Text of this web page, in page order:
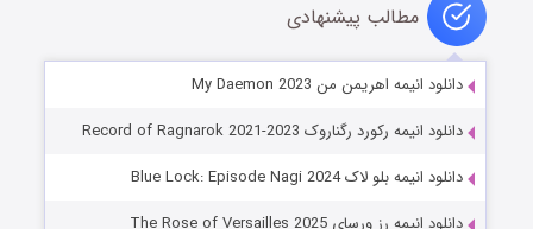
مطالب پیشنهادی
دانلود انیمه اهریمن من My Daemon 2023
دانلود انیمه رکورد رگناروک Record of Ragnarok 2021-2023
دانلود انیمه بلو لاک Blue Lock: Episode Nagi 2024
دانلود انیمه رز ورسای The Rose of Versailles 2025